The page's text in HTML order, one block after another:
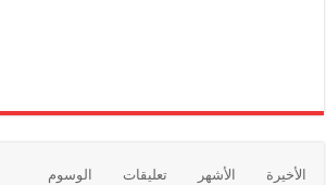
الأخيرة الأشهر تعليقات الوسوم